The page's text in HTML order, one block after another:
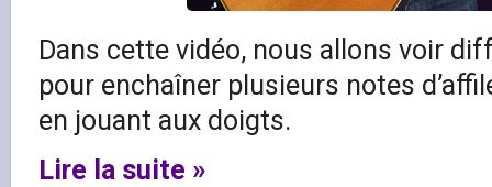
Dans cette vidéo, nous allons voir
pour enchaîner plusieurs notes
en jouant aux doigts.
Lire la suite »